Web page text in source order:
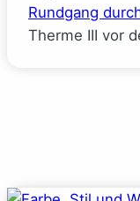
Rundgang
Therme III vor